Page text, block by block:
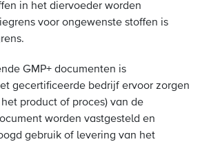
in het diervoeder worden
voor ongewenste stoffen is
GMP+ documenten is
gecertificeerde bedrijf ervoor zorgen
product of proces) van de
worden vastgesteld en
gebruik of levering van het